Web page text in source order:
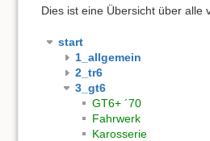
Dies ist eine Übersicht über
start
1_allgemein
2_tr6
3_gt6
GT6+ ´70
Fahrwerk
Karosserie